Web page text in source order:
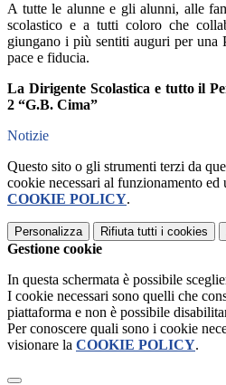
A tutte le alunne e gli alunni, alle
scolastico e a tutti coloro che
giungano i più sentiti auguri per una
pace e fiducia.
La Dirigente Scolastica e tutto il
2 “G.B. Cima”
Notizie
Questo sito o gli strumenti terzi da
cookie necessari al funzionamento
COOKIE POLICY.
Personalizza Rifiuta tutti i cookies
Gestione cookie
In questa schermata è possibile
I cookie necessari sono quelli che
piattaforma e non è possibile
Per conoscere quali sono i cookie
visionare la COOKIE POLICY.